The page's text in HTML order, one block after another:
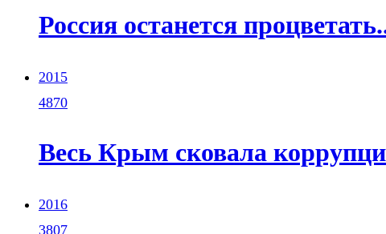
Россия останется
2015
4870
Весь Крым сковала
2016
3807